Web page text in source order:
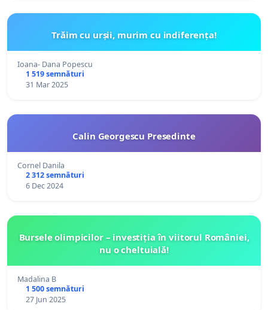
Trăim cu urșii, murim cu indiferența!
Ioana- Dana Popescu
1 519 semnături
31 Mar 2025
Calin Georgescu Presedinte
Cornel Danila
2 312 semnături
6 Dec 2024
Bursele olimpicilor – investiția în viitorul României,
nu o cheltuială!
Madalina B
1 500 semnături
27 Jun 2025